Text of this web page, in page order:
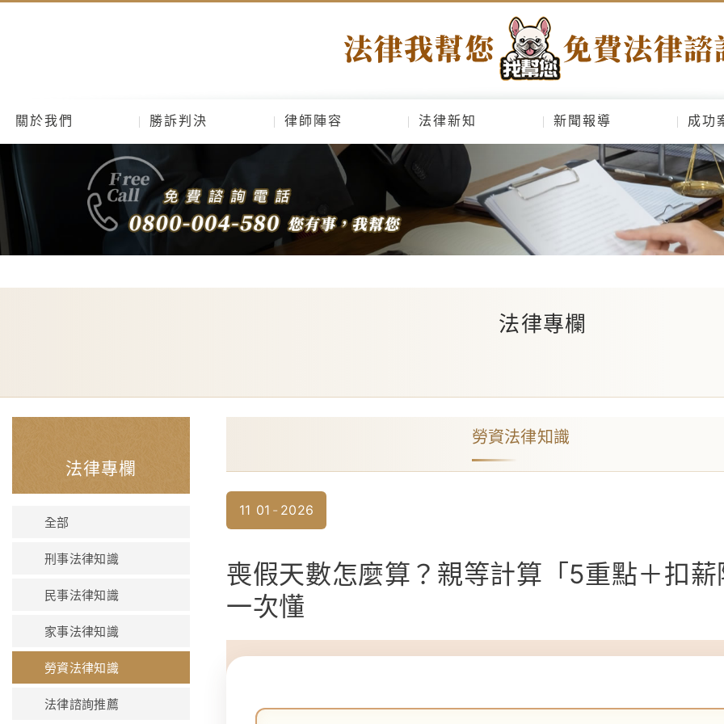
關於我們 勝訴判決 律師陣容 法律新知 新聞報導 成功
法律專欄
法律專欄
全部
刑事法律知識
民事法律知識
家事法律知識
勞資法律知識
法律諮詢推薦
勞資法律知識
11 01 2026
喪假天數怎麼算？親等計算「5重點＋扣
一次懂